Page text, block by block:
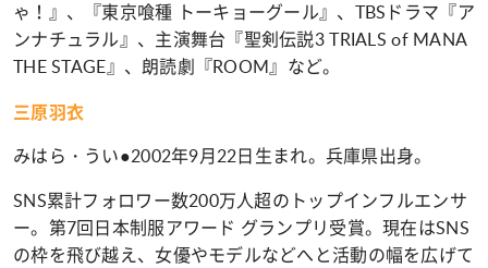
ゃ！』、『東京喰種 トーキョーグール』、TBSドラマ『ア
ンナチュラル』、主演舞台『聖剣伝説3 TRIALS of MANA
THE STAGE』、朗読劇『ROOM』など。
三原羽衣
みはら・うい●2002年9月22日生まれ。兵庫県出身。
SNS累計フォロワー数200万人超のトップインフルエンサ
ー。第7回日本制服アワード グランプリ受賞。現在はSNS
の枠を飛び越え、女優やモデルなどへと活動の幅を広げて